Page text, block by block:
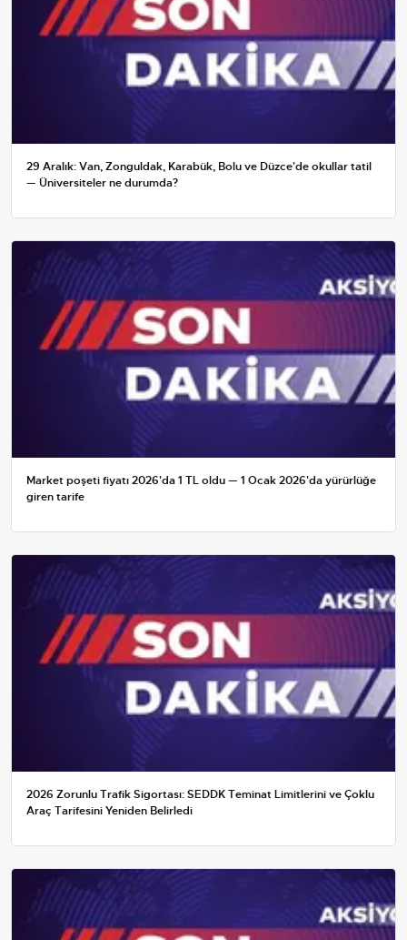
29 Aralık: Van, Zonguldak, Karabük, Bolu ve Düzce'de okullar tatil
— Üniversiteler ne durumda?
Market poşeti fiyatı 2026'da 1 TL oldu — 1 Ocak 2026'da yürürlüğe
giren tarife
2026 Zorunlu Trafik Sigortası: SEDDK Teminat Limitlerini ve Çoklu
Araç Tarifesini Yeniden Belirledi